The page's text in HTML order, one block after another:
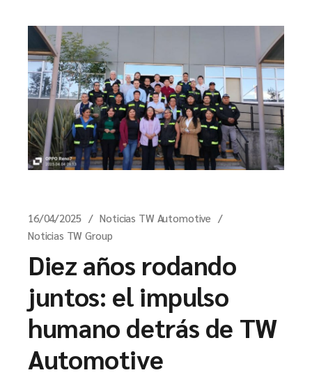
16/04/2025
Noticias TW Automotive
Noticias TW Group
Diez años rodando
juntos: el impulso
humano detrás de TW
Automotive